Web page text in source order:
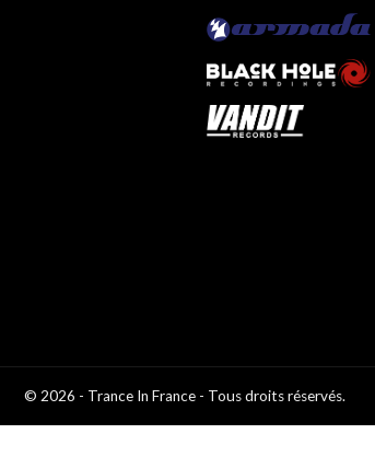
© 2026 - Trance In France - Tous droits réservés.